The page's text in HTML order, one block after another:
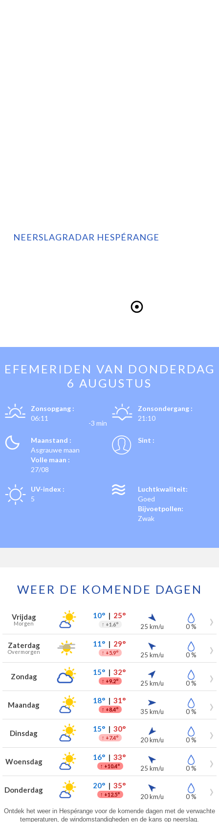
NEERSLAGRADAR HESPÉRANGE
EFEMERIDEN VAN DONDERDAG
6 AUGUSTUS
Zonsopgang :
06:11
-3 min
Zonsondergang :
21:10
Maanstand :
Asgrauwe maan
Volle maan :
27/08
Sint :
UV-index :
5
Luchtkwaliteit:
Goed
Bijvoetpollen:
Zwak
WEER DE KOMENDE DAGEN
Weersverwachting voor Hespérange voor de komende 7 dagen
Dag Weer Temperaturen Wind Neerslag
Vrijdag
Morgen
10°| 25°
↑ +1.6° 25 km/u 0 %
Zaterdag
Overmorgen
11°| 29°
↑ +5.9° 25 km/u 0 %
Zondag 15°| 32°
↑ +9.2° 25 km/u 0 %
Maandag 18°| 31°
↑ +8.4° 35 km/u 0 %
Dinsdag 15°| 30°
↑ +7.4° 20 km/u 0 %
Woensdag 16°| 33°
↑ +10.4° 25 km/u 0 %
Donderdag 20°| 35°
↑ +12.5° 20 km/u 0 %
Ontdek het weer in Hespérange voor de komende dagen met de verwachte
temperaturen, de windomstandigheden en de kans op neerslag.